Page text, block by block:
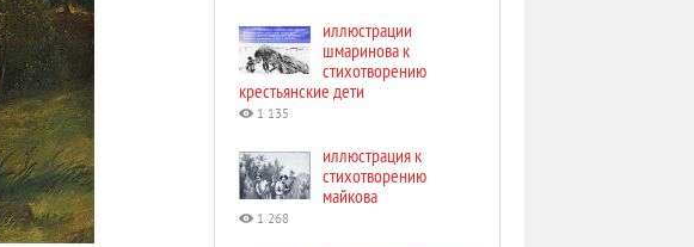
иллюстрации
шмаринова к
стихотворению
крестьянские дети
1 135
иллюстрация к
стихотворению
майкова
1 268